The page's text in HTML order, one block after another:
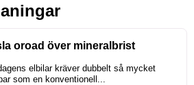
oroad över mineralbrist
elbilar kräver dubbelt så mycket
som en konventionell...